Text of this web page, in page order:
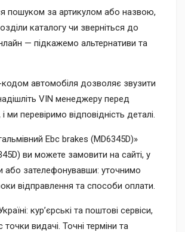
пошуком за артикулом або назвою,
каталогу чи зверніться до
— підкажемо альтернативи та
кодом автомобіля дозволяє звузити
VIN менеджеру перед
ми перевіримо відповідність деталі.
Ebc brakes (MD6345D)»
ви можете замовити на сайті, у
або зателефонувавши: уточнимо
відправлення та способи оплати.
кур’єрські та поштові сервіси,
точки видачі. Точні терміни та